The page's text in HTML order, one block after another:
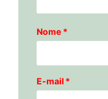
Nome *
E-mail *